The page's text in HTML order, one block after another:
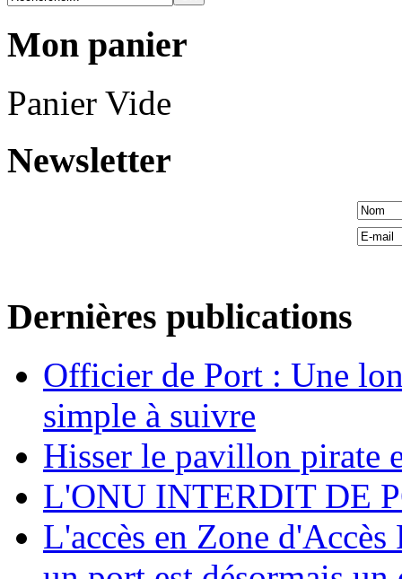
Mon panier
Panier Vide
Newsletter
Dernières publications
Officier de Port : Une
simple à suivre
Hisser le pavillon pirate
L'ONU INTERDIT DE
L'accès en Zone